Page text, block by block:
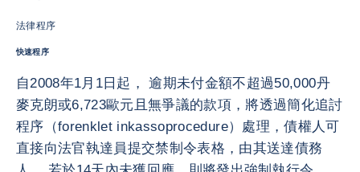
法律程序
快速程序
自2008年1月1日起， 逾期未付金額不超過50,000丹
麥克朗或6,723歐元且無爭議的款項，將透過簡化追討
程序（forenklet inkassoprocedure）處理，債權人可
直接向法官執達員提交禁制令表格，由其送達債務